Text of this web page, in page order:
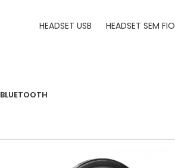
HEADSET USB HEADSET SEM FIO
BLUETOOTH